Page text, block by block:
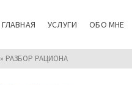
ГЛАВНАЯ УСЛУГИ ОБО МНЕ
» РАЗБОР РАЦИОНА